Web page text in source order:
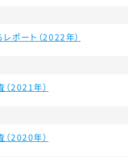
ポート（2022年）
2021年）
2020年）